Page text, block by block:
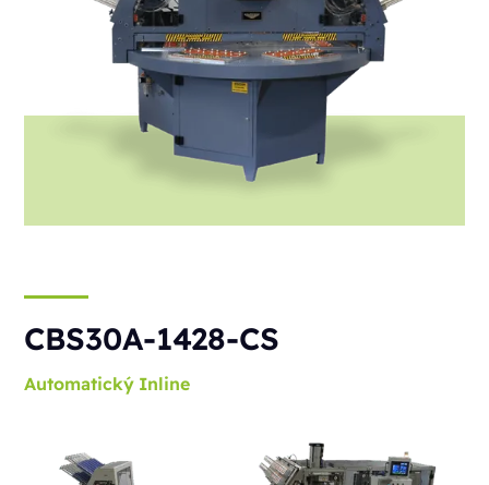
CBS30A-1428-CS
Automatický Inline